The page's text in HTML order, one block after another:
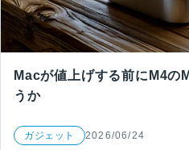
Macが値上げする前にM4
うか
ガジェット 2026/06/24